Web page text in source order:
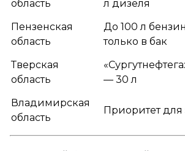
область
л дизеля
Пензенская
область
До 100 л
только в бак
Тверская
область
— 30 л
Владимирская
область
Приоритет для